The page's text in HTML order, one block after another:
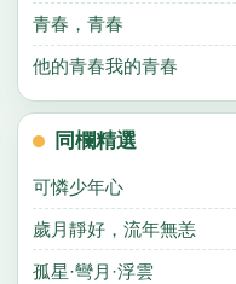
青春，青春
他的青春我的青春
同欄精選
可憐少年心
歲月靜好，流年無恙
孤星·彎月·浮雲